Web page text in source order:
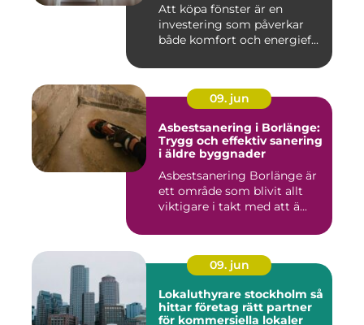
Att köpa fönster är en
investering som påverkar
både komfort och energief...
09. jun
Asbestsanering i Borlänge:
Trygg och effektiv sanering
i äldre byggnader
Asbestsanering Borlänge är
ett område som blivit allt
viktigare i takt med att ä...
09. jun
Lokaluthyrare stockholm så
hittar företag rätt partner
för kommersiella lokaler